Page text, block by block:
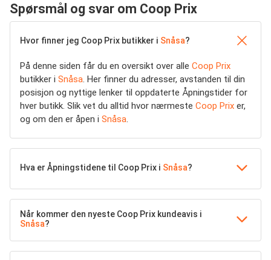
Spørsmål og svar om Coop Prix
Hvor finner jeg Coop Prix butikker i Snåsa?
På denne siden får du en oversikt over alle Coop Prix
butikker i Snåsa . Her finner du adresser, avstanden til din
posisjon og nyttige lenker til oppdaterte Åpningstider for
hver butikk. Slik vet du alltid hvor nærmeste Coop Prix er,
og om den er åpen i Snåsa
Hva er Åpningstidene til Coop Prix i Snåsa?
Når kommer den nyeste Coop Prix kundeavis i
Snåsa?